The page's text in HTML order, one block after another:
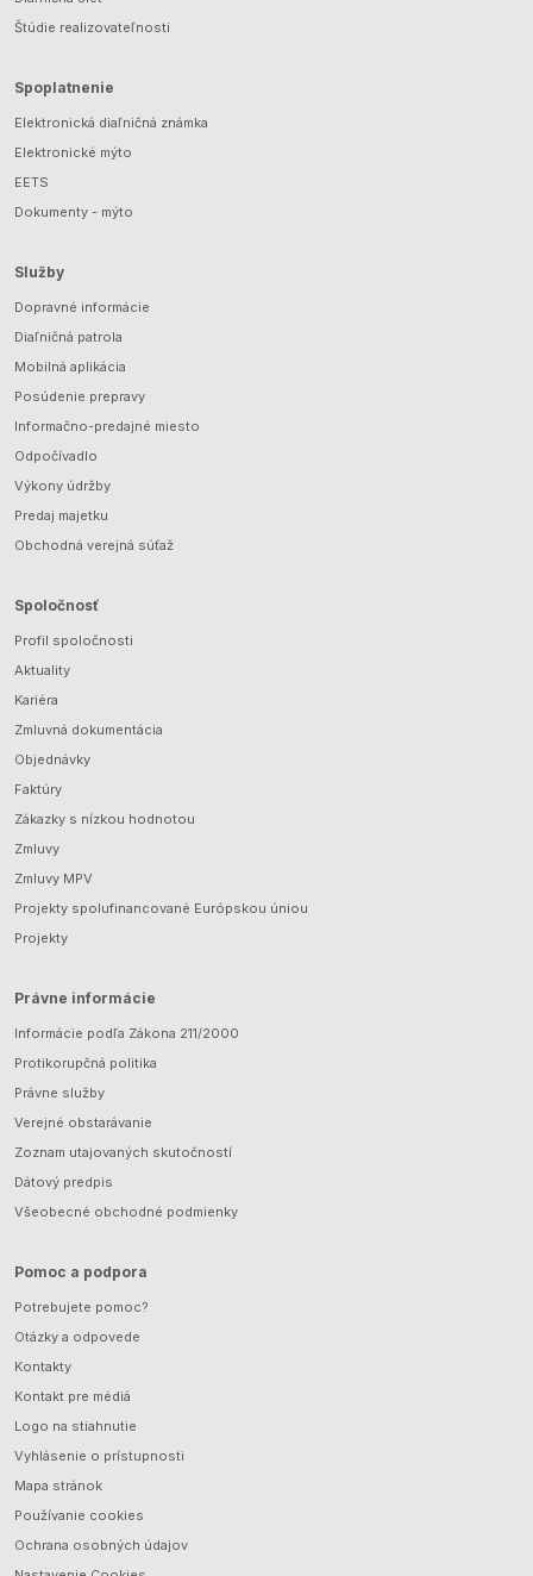
Štúdie realizovateľnosti
Spoplatnenie
Elektronická diaľničná známka
Elektronické mýto
EETS
Dokumenty - mýto
Služby
Dopravné informácie
Diaľničná patrola
Mobilná aplikácia
Posúdenie prepravy
Informačno-predajné miesto
Odpočívadlo
Výkony údržby
Predaj majetku
Obchodná verejná súťaž
Spoločnosť
Profil spoločnosti
Aktuality
Kariéra
Zmluvná dokumentácia
Objednávky
Faktúry
Zákazky s nízkou hodnotou
Zmluvy
Zmluvy MPV
Projekty spolufinancované Európskou úniou
Projekty
Právne informácie
Informácie podľa Zákona 211/2000
Protikorupčná politika
Právne služby
Verejné obstarávanie
Zoznam utajovaných skutočností
Dátový predpis
Všeobecné obchodné podmienky
Pomoc a podpora
Potrebujete pomoc?
Otázky a odpovede
Kontakty
Kontakt pre médiá
Logo na stiahnutie
Vyhlásenie o prístupnosti
Mapa stránok
Používanie cookies
Ochrana osobných údajov